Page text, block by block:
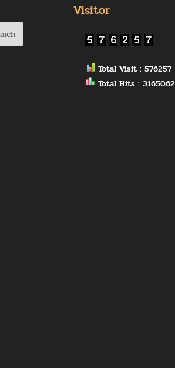
Visitor
Total Visit : 576257
Total Hits : 3165062